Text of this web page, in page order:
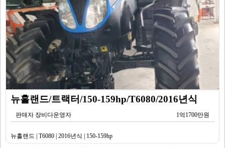
뉴홀랜드/트랙터/150-159hp/T6080/2016년식
판매자 장비다운영자 1억1700만원
뉴홀랜드 | T6080 | 2016년식 | 150-159hp